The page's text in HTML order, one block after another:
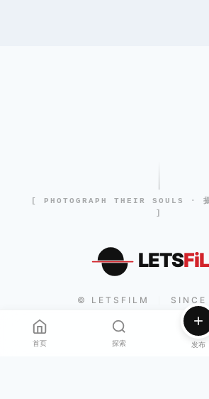
[ PHOTOGRAPH THEIR SOULS · 摄
]
LETS
© LETSFILM
首页 探索 发布